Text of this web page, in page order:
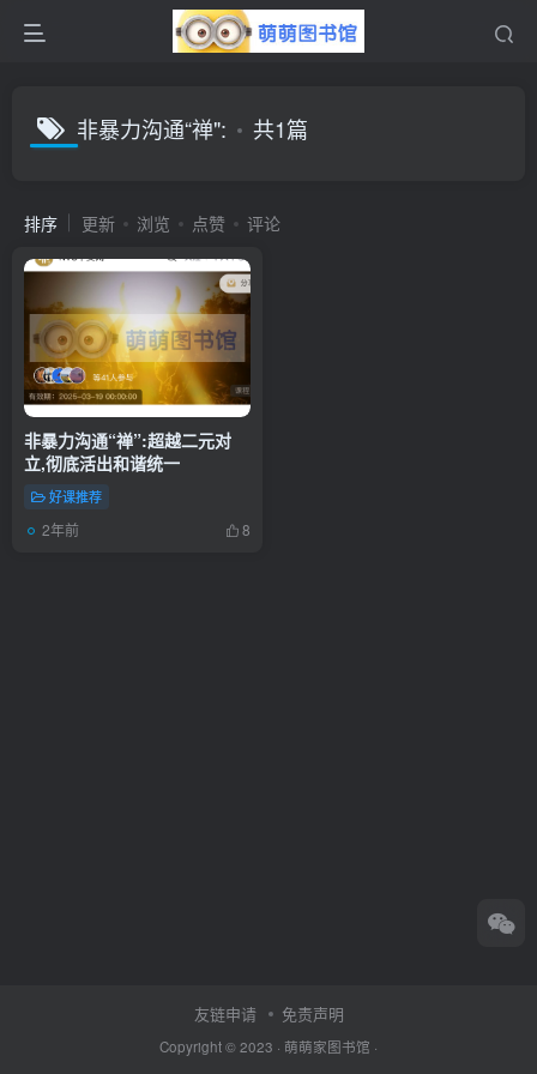
非暴力沟通“禅": 共1篇
排序 更新 浏览 点赞 评论
非暴力沟通“禅”:超越二元对
立,彻底活出和谐统一
好课推荐
2年前 8
友链申请 免责声明
Copyright © 2023 · 萌萌家图书馆 ·